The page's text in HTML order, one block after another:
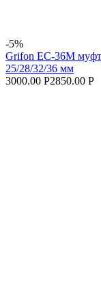
-5%
Grifon EC-36M
25/28/32/36 мм
3000.00 Р2850.00 Р